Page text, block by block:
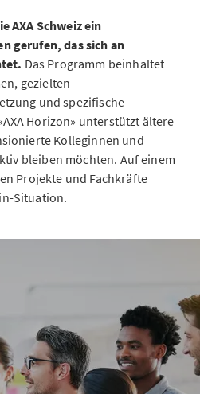
AXA Schweiz ein
gerufen, das sich an
Das Programm beinhaltet
gezielten
und spezifische
Horizon» unterstützt ältere
Kolleginnen und
bleiben möchten. Auf einem
Projekte und Fachkräfte
Situation.